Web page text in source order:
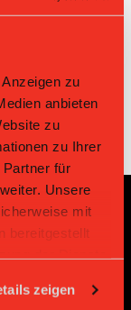
zu
anbieten
zu
zu Ihrer
für
Unsere
mit
bereitgestellt
zeigen
14:1